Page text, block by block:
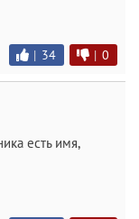
| 34 | 0
есть имя,